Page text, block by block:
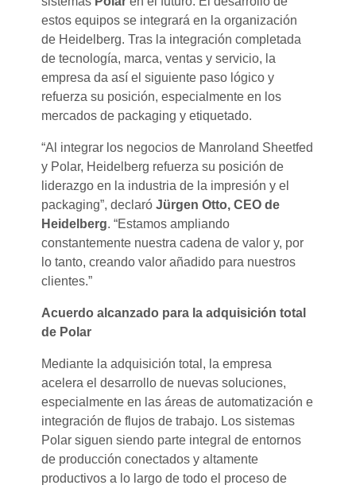
estos equipos se integrará en la organización
de Heidelberg. Tras la integración completada
de tecnología, marca, ventas y servicio, la
empresa da así el siguiente paso lógico y
refuerza su posición, especialmente en los
mercados de packaging y etiquetado.
“Al integrar los negocios de Manroland Sheetfed
y Polar, Heidelberg refuerza su posición de
liderazgo en la industria de la impresión y el
packaging”, declaróJürgen Otto, CEO de
Heidelberg. “Estamos ampliando
constantemente nuestra cadena de valor y, por
lo tanto, creando valor añadido para nuestros
clientes.”
Acuerdo alcanzado para la adquisición total
de Polar
Mediante la adquisición total, la empresa
acelera el desarrollo de nuevas soluciones,
especialmente en las áreas de automatización e
integración de flujos de trabajo. Los sistemas
Polar siguen siendo parte integral de entornos
de producción conectados y altamente
productivos a lo largo de todo el proceso de